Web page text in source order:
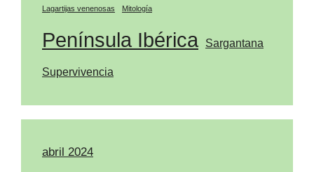
Lagartijas venenosas Mitología
Península Ibérica Sargantana
Supervivencia
abril 2024